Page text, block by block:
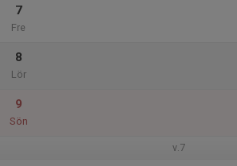
7
Fre
8
Lör
9
Sön
v.7